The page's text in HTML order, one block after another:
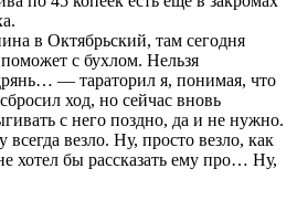
в Октябрьский, там сегодня
с бухлом. Нельзя
— тараторил я, понимая, что
ход, но сейчас вновь
с него поздно, да и не нужно.
везло. Ну, просто везло, как
хотел бы рассказать ему про… Ну,